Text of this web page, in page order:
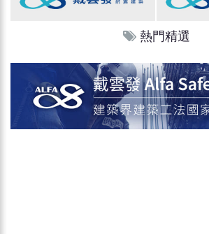
熱門精選